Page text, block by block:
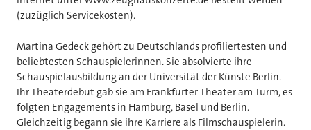
(zuzüglich Servicekosten).
Martina Gedeck gehört zu Deutschlands profiliertesten und
beliebtesten Schauspielerinnen. Sie absolvierte ihre
Schauspielausbildung an der Universität der Künste Berlin.
Ihr Theaterdebut gab sie am Frankfurter Theater am Turm, es
folgten Engagements in Hamburg, Basel und Berlin.
Gleichzeitig begann sie ihre Karriere als Filmschauspielerin.